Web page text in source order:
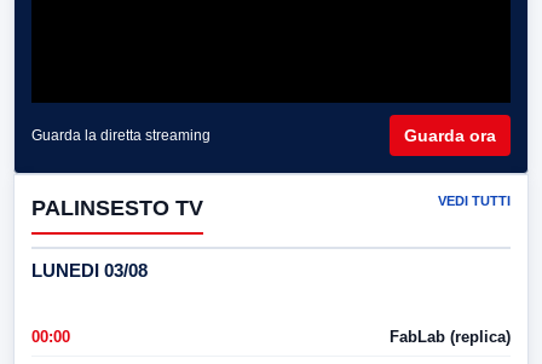
Guarda la diretta streaming Guarda ora
PALINSESTO TV VEDI TUTTI
LUNEDI 03/08
00:00 FabLab (replica)